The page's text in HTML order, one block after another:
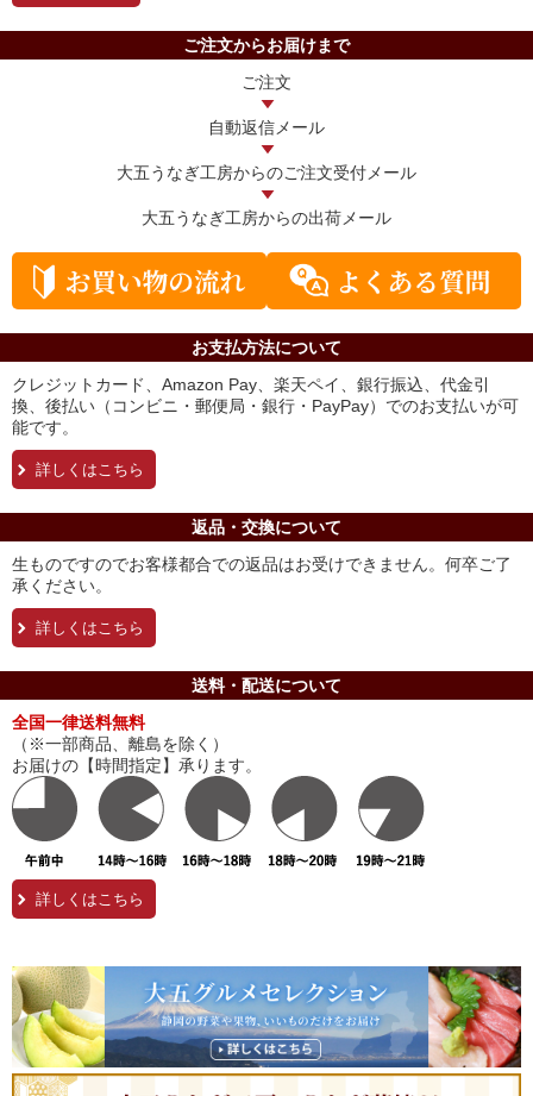
ご注文からお届けまで
ご注文
自動返信メール
大五うなぎ工房からのご注文受付メール
大五うなぎ工房からの出荷メール
お支払方法について
クレジットカード、Amazon Pay、楽天ペイ、銀行振込、代金引
換、後払い（コンビニ・郵便局・銀行・PayPay）でのお支払いが可
能です。
詳しくはこちら
返品・交換について
生ものですのでお客様都合での返品はお受けできません。何卒ご了
承ください。
詳しくはこちら
送料・配送について
全国一律送料無料
（※一部商品、離島を除く）
お届けの【時間指定】承ります。
詳しくはこちら